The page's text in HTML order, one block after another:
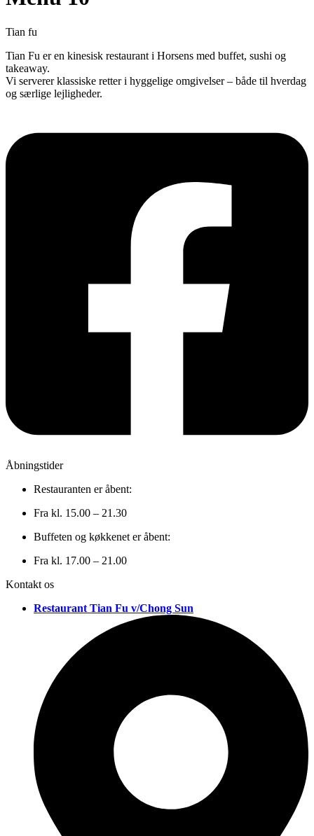
Tian fu
Tian Fu er en kinesisk restaurant i Horsens med buffet, sushi og
takeaway.
Vi serverer klassiske retter i hyggelige omgivelser – både til hverdag
og særlige lejligheder.
Åbningstider
Restauranten er åbent:
Fra kl. 15.00 – 21.30
Buffeten og køkkenet er åbent:
Fra kl. 17.00 – 21.00
Kontakt os
Restaurant Tian Fu v/Chong Sun